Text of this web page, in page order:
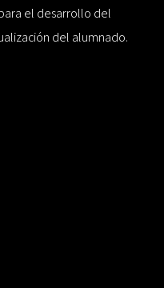
el desarrollo del
del alumnado.